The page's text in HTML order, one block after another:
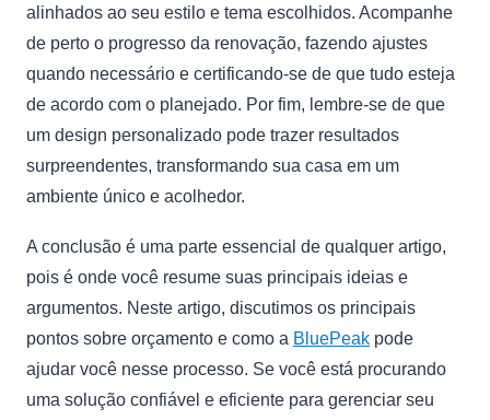
alinhados ao seu estilo e tema escolhidos. Acompanhe
de perto o progresso da renovação, fazendo ajustes
quando necessário e certificando-se de que tudo esteja
de acordo com o planejado. Por fim, lembre-se de que
um design personalizado pode trazer resultados
surpreendentes, transformando sua casa em um
ambiente único e acolhedor.
A conclusão é uma parte essencial de qualquer artigo,
pois é onde você resume suas principais ideias e
argumentos. Neste artigo, discutimos os principais
pontos sobre orçamento e como a BluePeak pode
ajudar você nesse processo. Se você está procurando
uma solução confiável e eficiente para gerenciar seu